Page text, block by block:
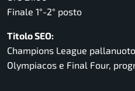
Finale 1°-2° posto
Titolo SEO:
Champions League
Olympiacos e Final Four,